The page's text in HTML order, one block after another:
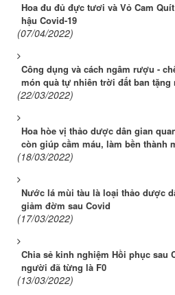
Hoa đu đủ đực tươi và Vỏ Cam
hậu Covid-19
(07/04/2022)
Công dụng và cách ngâm rượu -
món quà tự nhiên trời đất ban tặng
(22/03/2022)
Hoa hòe vị thảo dược dân gian
còn giúp cầm máu, làm bền thành
(18/03/2022)
Nước lá mùi tàu là loại thảo dược
giảm đờm sau Covid
(17/03/2022)
Chia sẻ kinh nghiệm Hồi phục sau
người đã từng là F0
(13/03/2022)